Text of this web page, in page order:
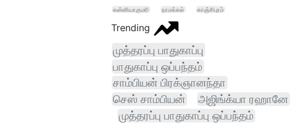
கன்னியாகுமரி
நாமக்கல் காஞ்சிபுரம்
Trending
முத்தரப்பு பாதுகாப்பு
பாதுகாப்பு ஒப்பந்தம்
சாம்பியன் பிரக்ஞானந்தா
செஸ் சாம்பியன்
அஜிங்க்யா ரஹானே
முத்தரப்பு பாதுகாப்பு ஒப்பந்தம்